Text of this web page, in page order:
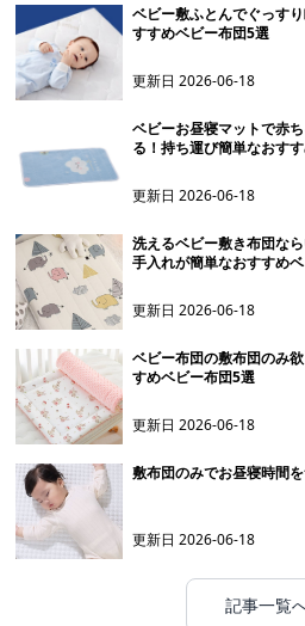
ベビー敷ふとんでぐっす
すすめベビー布団5選
更新日2026-06-18
ベビーお昼寝マットで赤
る！持ち運び簡単なおす
更新日2026-06-18
洗えるベビー敷き布団な
手入れが簡単なおすすめ
更新日2026-06-18
ベビー布団の敷布団のみ
すめベビー布団5選
更新日2026-06-18
敷布団のみでお昼寝時間
更新日2026-06-18
記事一覧